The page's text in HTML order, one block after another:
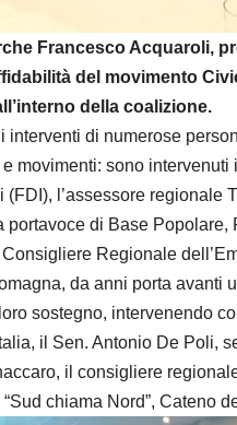
Francesco Acquaroli,
del movimento
della coalizione.
interventi di numerose
movimenti: sono
(FDI), l’assessore
portavoce di Base Popolare,
Regionale
da anni porta avanti
sostegno, intervenendo
il Sen. Antonio De Poli,
il consigliere
chiama Nord”, Cateno